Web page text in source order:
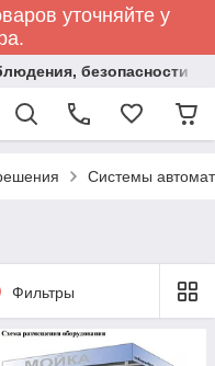
уточняйте у
безопасности и
Системы
Фильтры